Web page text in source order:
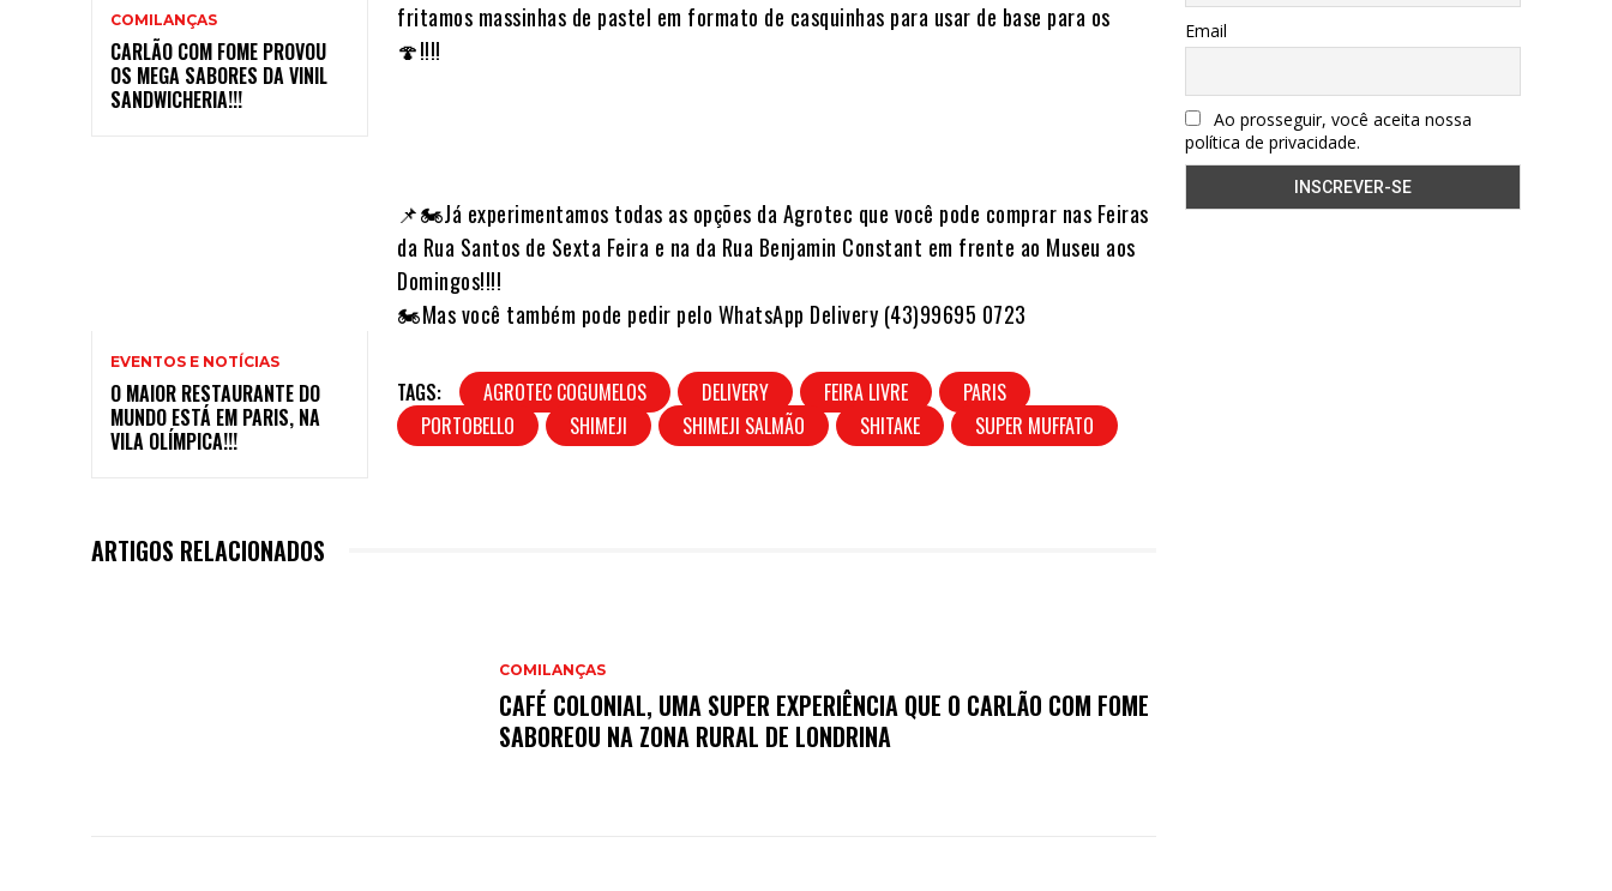
COMILANÇAS
CARLÃO COM FOME PROVOU
OS MEGA SABORES DA VINIL
SANDWICHERIA!!!
EVENTOS E NOTÍCIAS
O MAIOR RESTAURANTE DO
MUNDO ESTÁ EM PARIS, NA
VILA OLÍMPICA!!!
fritamos massinhas de pastel em formato de casquinhas para usar de base para os
🍄!!!!⠀
📌🏍Já experimentamos todas as opções da Agrotec que você pode comprar nas Feiras
da Rua Santos de Sexta Feira e na da Rua Benjamin Constant em frente ao Museu aos
Domingos!!!!⠀
🏍Mas você também pode pedir pelo WhatsApp Delivery (43)99695 0723 ⠀
TAGS: AGROTEC COGUMELOS DELIVERY FEIRA LIVRE
PARIS
PORTOBELLO
SHIMEJI SHIMEJI SALMÃO SHITAKE SUPER MUFFATO
ARTIGOS RELACIONADOS
COMILANÇAS
CAFÉ COLONIAL, UMA SUPER EXPERIÊNCIA QUE O CARLÃO COM FOME
SABOREOU NA ZONA RURAL DE LONDRINA
Email
Ao prosseguir, você aceita nossa
política de privacidade.